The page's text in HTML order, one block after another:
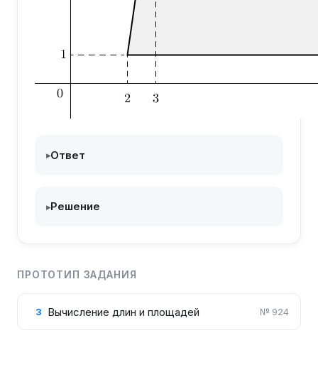
▸Ответ
▸Решение
ПРОТОТИП ЗАДАНИЯ
3 Вычисление длин и площадей № 924